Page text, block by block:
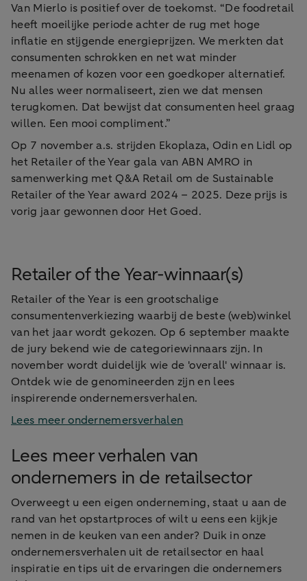
Van Mierlo is positief over de toekomst. “De foodretail
heeft moeilijke periode achter de rug met hoge
inflatie en stijgende energieprijzen. We merkten dat
consumenten schrokken en net wat minder
meenamen of kozen voor een goedkoper alternatief.
Nu alles weer normaliseert, zien we dat mensen
terugkomen. Dat bewijst dat consumenten heel graag
willen. Een mooi compliment.”
Op 7 november a.s. strijden Ekoplaza, Odin en Lidl op
het Retailer of the Year gala van ABN AMRO in
samenwerking met Q&A Retail om de Sustainable
Retailer of the Year award 2024 – 2025. Deze prijs is
vorig jaar gewonnen door Het Goed.
Retailer of the Year-winnaar(s)
Retailer of the Year is een grootschalige
consumentenverkiezing waarbij de beste (web)winkel
van het jaar wordt gekozen. Op 6 september maakte
de jury bekend wie de categoriewinnaars zijn. In
november wordt duidelijk wie de 'overall' winnaar is.
Ontdek wie de genomineerden zijn en lees
inspirerende ondernemersverhalen.
Lees meer ondernemersverhalen
Lees meer verhalen van
ondernemers in de retailsector
Overweegt u een eigen onderneming, staat u aan de
rand van het opstartproces of wilt u eens een kijkje
nemen in de keuken van een ander? Duik in onze
ondernemersverhalen uit de retailsector en haal
inspiratie en tips uit de ervaringen die ondernemers